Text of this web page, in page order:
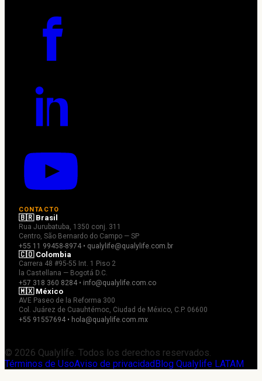
CONTACTO
🇧🇷 Brasil
Rua Jurubatuba, 1350 conj. 311
Centro, São Bernardo do Campo — SP
+55 11 99458-8974 • qualylife@qualylife.com.br
🇨🇴 Colombia
Carrera 48 #95-55 Int. 1 Piso 2
la Castellana — Bogotá D.C.
+57 318 360 8284 • info@qualylife.com.co
🇲🇽 México
AVE Paseo de la Reforma 300
Col. Juárez de Cuauhtémoc, Ciudad de México, C.P. 06600
+55 91557694 • hola@qualylife.com.mx
© 2026 Qualylife. Todos los derechos reservados.
Términos de UsoAviso de privacidad Blog Qualylife LATAM